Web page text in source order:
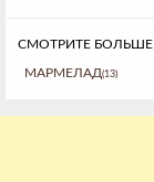
СМОТРИТЕ БОЛЬШЕ
МАРМЕЛАД(13)